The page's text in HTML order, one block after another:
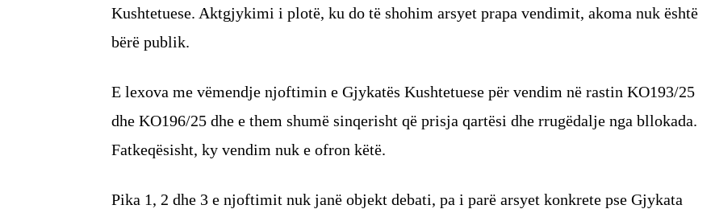
Kushtetuese. Aktgjykimi i plotë, ku do të shohim arsyet prapa vendimit, akoma nuk është
bërë publik.
E lexova me vëmendje njoftimin e Gjykatës Kushtetuese për vendim në rastin KO193/25
dhe KO196/25 dhe e them shumë sinqerisht që prisja qartësi dhe rrugëdalje nga bllokada.
Fatkeqësisht, ky vendim nuk e ofron këtë.
Pika 1, 2 dhe 3 e njoftimit nuk janë objekt debati, pa i parë arsyet konkrete pse Gjykata